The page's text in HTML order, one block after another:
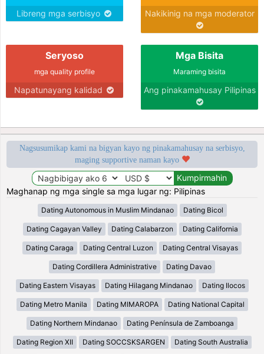
Libreng mga serbisyo Nakikinig na mga moderator
Seryoso
mga quality profile
Napatunayang kalidad
Mga Bisita
Maraming bisita
Ang pinakamahusay Pilipinas
Nagsusumikap kami na bigyan kayo ng pinakamahusay na serbisyo,
maging supportive naman kayo
Maghanap ng mga single sa mga lugar ng: Pilipinas
Dating Autonomous in Muslim Mindanao Dating Bicol
Dating Cagayan Valley Dating Calabarzon Dating California
Dating Caraga Dating Central Luzon Dating Central Visayas
Dating Cordillera Administrative Dating Davao
Dating Eastern Visayas Dating Hilagang Mindanao Dating Ilocos
Dating Metro Manila Dating MIMAROPA Dating National Capital
Dating Northern Mindanao Dating Península de Zamboanga
Dating Region XII Dating SOCCSKSARGEN Dating South Australia